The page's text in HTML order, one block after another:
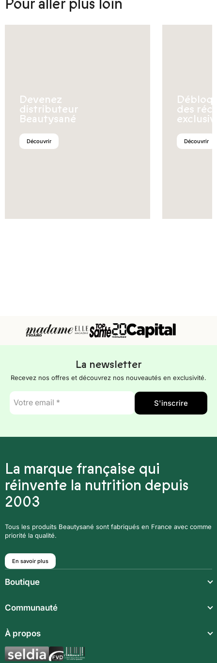
Pour aller plus loin
Devenez
distributeur
Beautysané
Découvrir
des
Découvrir
La newsletter
Recevez nos offres et découvrez nos nouveautés en exclusivité.
E-
mail
*
S'inscrire
La marque française qui
réinvente la nutrition depuis
2003
Tous les produits Beautysané sont fabriqués en France avec comme
priorité la qualité.
En savoir plus
Boutique
Compléments alimentaires
Boissons techniques
Communauté
À propos